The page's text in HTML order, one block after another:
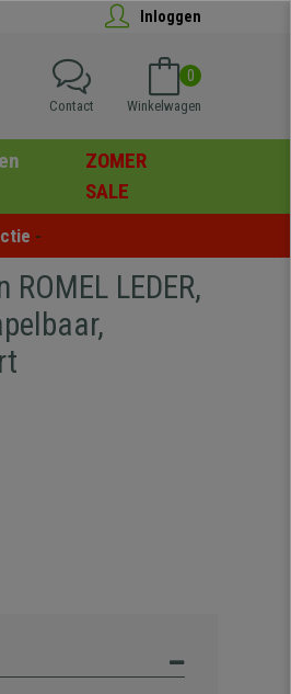
Inloggen
0
Winkelwagen
Contact
ZOMER
SALE
-
LEDER,